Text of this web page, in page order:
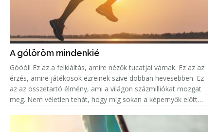
A gólöröm mindenkié
Góóól! Ez az a felkiáltás, amire nézők tucatjai várnak. Ez az az
érzés, amire játékosok ezreinek szíve dobban hevesebben. Ez
az az összetartó élmény, ami a világon százmilliókat mozgat
meg. Nem véletlen tehát, hogy míg sokan a képernyők előtt